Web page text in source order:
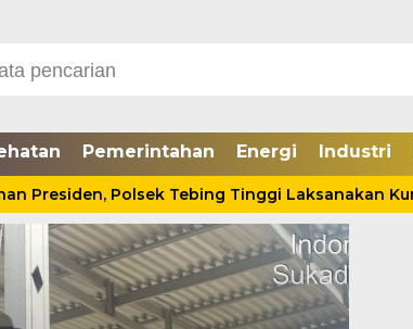
Pemerintahan Energi Industri
Polsek Tebing Tinggi Laksanakan Kurve